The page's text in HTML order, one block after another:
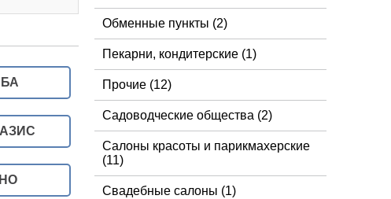
Обменные пункты (2)
Пекарни, кондитерские (1)
Прочие (12)
Садоводческие общества (2)
Салоны красоты и парикмахерские
(11)
Свадебные салоны (1)